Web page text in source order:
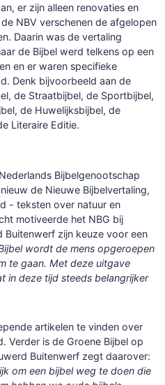
er zijn alleen renovaties en
NBV verschenen de afgelopen
Daarin was de vertaling
de Bijbel werd telkens op een
en er waren specifieke
Denk bijvoorbeeld aan de
de Straatbijbel, de Sportbijbel,
de Huwelijksbijbel, de
Literaire Editie.
Bijbelgenootschap
de Nieuwe Bijbelvertaling,
- teksten over natuur en
motiveerde het NBG bij
Buitenwerf zijn keuze voor een
wordt de mens opgeroepen
te gaan. Met deze uitgave
in deze tijd steeds belangrijker
artikelen te vinden over
Verder is de Groene Bijbel op
Buitenwerf zegt daarover:
om een bijbel weg te doen die